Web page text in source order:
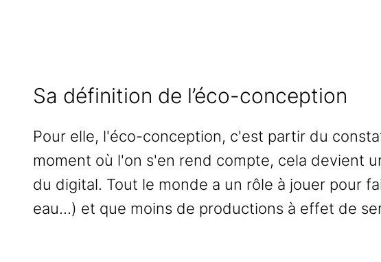
Sa définition de l’éco-conception
Pour elle, l'éco-conception, c'est partir du
moment où l'on s'en rend compte, cela devient
du digital. Tout le monde a un rôle à jouer pour
eau...) et que moins de productions à effet de